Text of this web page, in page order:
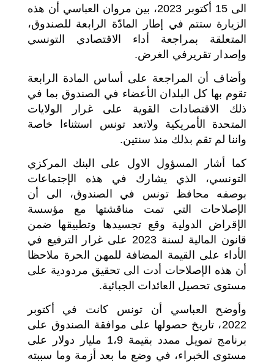
الى 15 أكتوبر 2023، بين مروان العباسي أن هذه
الزيارة ستتم في إطار المادّة الرابعة للصندوق،
المتعلقة بمراجعة أداء الاقتصادي التونسي
وإصدار تقريرفي الغرض.
وأضاف أن المراجعة على أساس المادة الرابعة
تقوم بها كل البلدان الأعضاء في الصندوق بما في
ذلك الاقتصادات القوية على غرار الولايات
المتحدة الأمريكية ولاتعد تونس استثناءا خاصة
واننا لم تقم بذلك منذ سنتين.
كما أشار المسؤول الاول على البنك المركزي
التونسي، الذي يشارك في هذه الإجتماعات
بوصفه محافظ تونس في الصندوق، الى أن
الإصلاحات التي تمت مناقشتها مع مؤسسة
الإقراض الدولية وقع تجسيدها وتطبيقها ضمن
قانون المالية لسنة 2023 على غرار الترفيع في
الأداء على القيمة المضافة للمهن الحرة ملاحظا
أن هذه الإصلاحات أدت الى تحقيق مردودية على
مستوى تحصيل العائدات الجبائية.
وأوضح العباسي أن تونس كانت في أكتوبر
2022، تاريخ حصولها على موافقة الصندوق على
برنامج تمويل ممدد بقيمة 1،9 مليار دولار على
مستوى الخبراء، في وضع ما بعد أزمة وما سببته